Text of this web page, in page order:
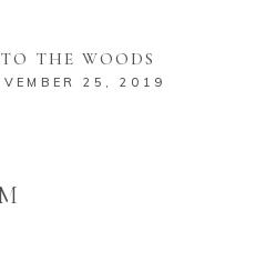
THE WOODS
25, 2019